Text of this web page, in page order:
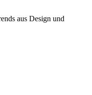
aus Design und